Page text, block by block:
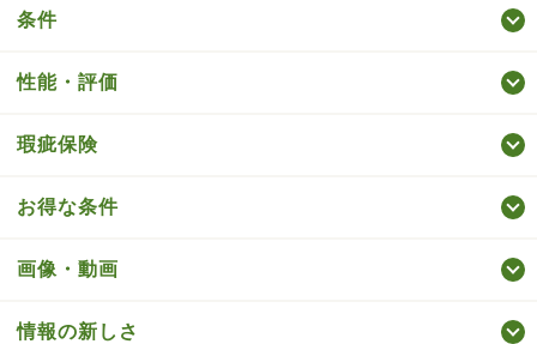
条件
性能・評価
瑕疵保険
お得な条件
画像・動画
情報の新しさ